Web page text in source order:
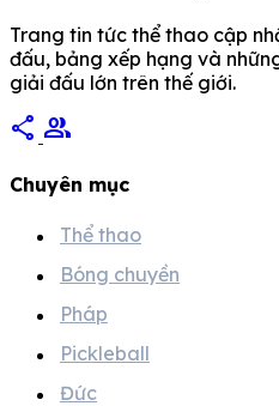
Trang tin tức thể thao cập
đấu, bảng xếp hạng và
giải đấu lớn trên thế giới.
share group
Chuyên mục
Thể thao
Bóng chuyền
Pháp
Pickleball
Đức